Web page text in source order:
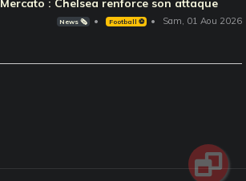
Mercato : Chelsea renforce son attaque
News 🗞️ Football ⚽️ Sam, 01 Aou 2026